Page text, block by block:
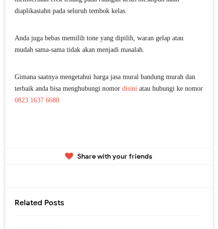
diaplikasiahn pada seluruh tembok kelas.
Anda juga bebas memilih tone yang dipilih, waran gelap atau
mudah sama-sama tidak akan menjadi masalah.
Gimana saatnya mengetahui harga jasa mural bandung murah dan
terbaik anda bisa menghubungi nomor disini atau hubungi ke nomor
0823 1637 6688
Share with your friends
Related Posts